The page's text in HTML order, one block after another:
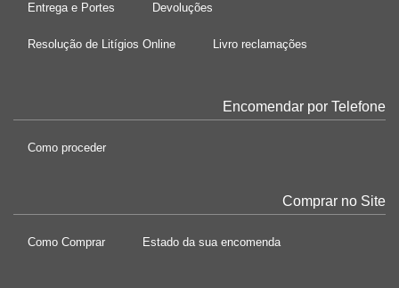
Entrega e Portes Devoluções
Resolução de Litígios Online Livro reclamações
Encomendar por Telefone
Como proceder
Comprar no Site
Como Comprar Estado da sua encomenda